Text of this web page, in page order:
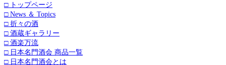
□ トップページ
□ News ＆ Topics
□ 折々の酒
□ 酒蔵ギャラリー
□ 酒楽万流
□ 日本名門酒会 商品一覧
□ 日本名門酒会とは